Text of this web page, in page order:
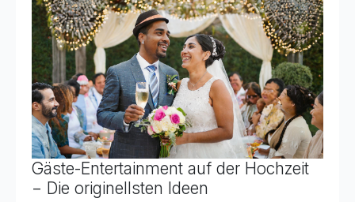
Gäste-Entertainment auf der Hochzeit
− Die originellsten Ideen